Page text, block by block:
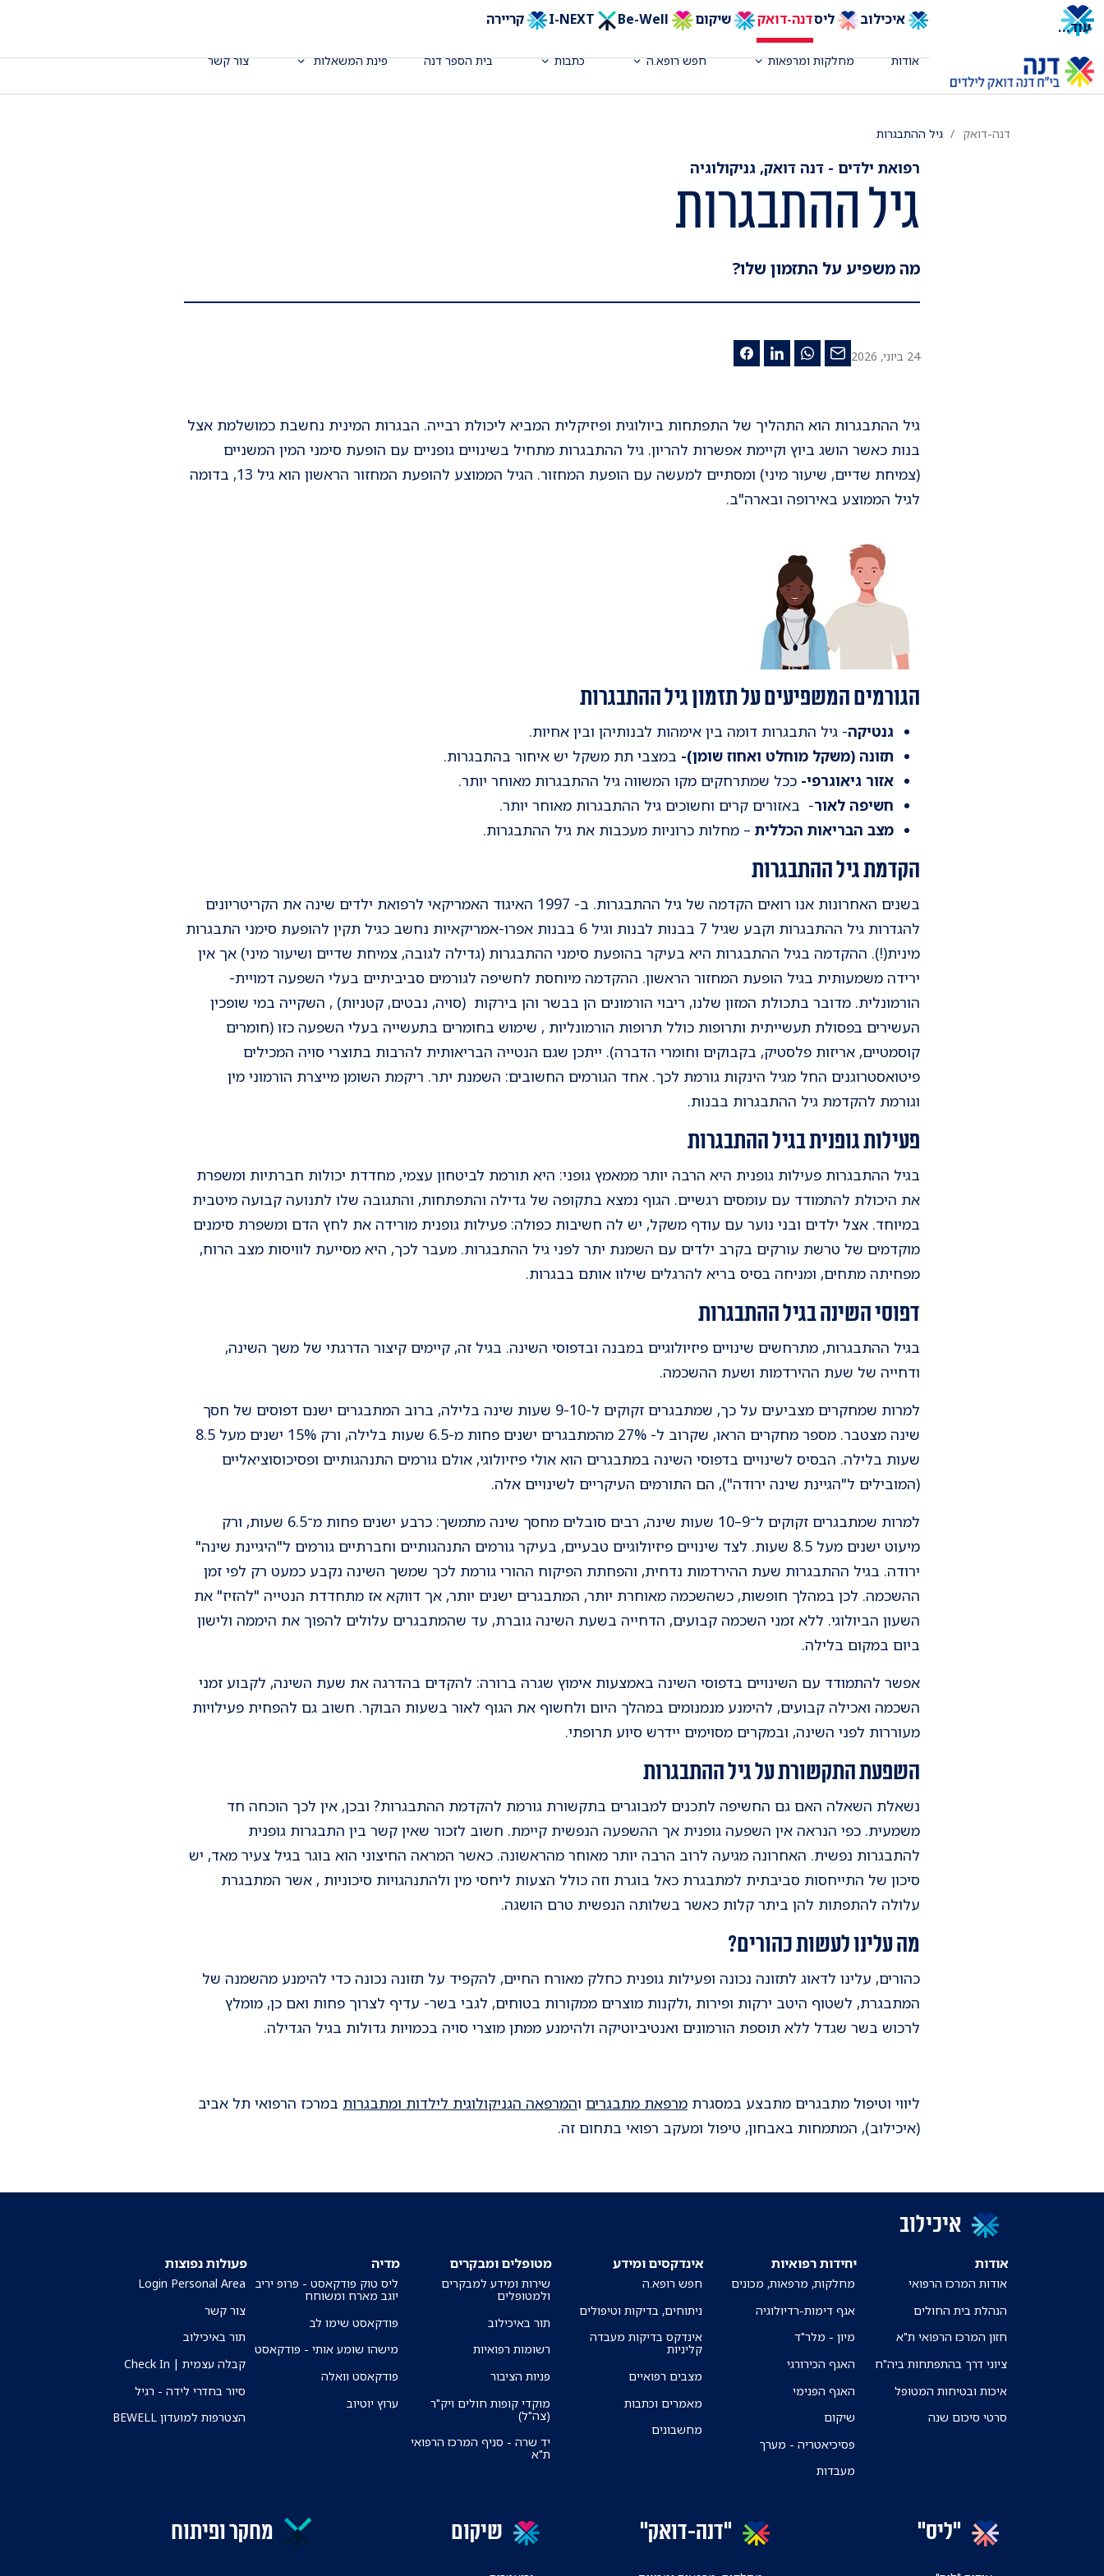
איכילוב ליסדנה-דואק שיקום I-NEXT קריירה
אודות מחלקות ומרפאות חפש רופא.ה כתבות בית הספר דנה פינת המשאלות צור קשר
עוד...
דנה-דואק גיל ההתבגרות
רפואת ילדים - דנה דואק, גניקולוגיה
גיל ההתבגרות
מה משפיע על התזמון שלו?
24 ביוני, 2026
גיל ההתבגרות הוא התהליך של התפתחות ביולוגית ופיזיקלית המביא ליכולת רבייה. הבגרות המינית נחשבת כמושלמת אצל
בנות כאשר הושג ביוץ וקיימת אפשרות להריון. גיל ההתבגרות מתחיל בשינויים גופניים עם הופעת סימני המין המשניים
(צמיחת שדיים, שיעור מיני) ומסתיים למעשה עם הופעת המחזור. הגיל הממוצע להופעת המחזור הראשון הוא גיל 13, בדומה
לגיל הממוצע באירופה ובארה"ב.
הגורמים המשפיעים על תזמון גיל ההתבגרות
גנטיקה- גיל התבגרות דומה בין אימהות לבנותיהן ובין אחיות.
תזונה (משקל מוחלט ואחוז שומן)- במצבי תת משקל יש איחור בהתבגרות.
אזור גיאוגרפי- ככל שמתרחקים מקו המשווה גיל ההתבגרות מאוחר יותר.
חשיפה לאור- באזורים קרים וחשוכים גיל ההתבגרות מאוחר יותר.
מצב הבריאות הכללית – מחלות כרוניות מעכבות את גיל ההתבגרות.
הקדמת גיל ההתבגרות
בשנים האחרונות אנו רואים הקדמה של גיל ההתבגרות. ב- 1997 האיגוד האמריקאי לרפואת ילדים שינה את הקריטריונים
להגדרות גיל ההתבגרות וקבע שגיל 7 בבנות לבנות וגיל 6 בבנות אפרו-אמריקאיות נחשב כגיל תקין להופעת סימני התבגרות
מינית(!). ההקדמה בגיל ההתבגרות היא בעיקר בהופעת סימני ההתבגרות (גדילה לגובה, צמיחת שדיים ושיעור מיני) אך אין
ירידה משמעותית בגיל הופעת המחזור הראשון. ההקדמה מיוחסת לחשיפה לגורמים סביביתיים בעלי השפעה דמויית-
הורמונלית. מדובר בתכולת המזון שלנו, ריבוי הורמונים הן בבשר והן בירקות (סויה, נבטים, קטניות) , השקייה במי שופכין
העשירים בפסולת תעשייתית ותרופות כולל תרופות הורמונליות , שימוש בחומרים בתעשייה בעלי השפעה כזו (חומרים
קוסמטיים, אריזות פלסטיק, בקבוקים וחומרי הדברה). ייתכן שגם הנטייה הבריאותית להרבות בתוצרי סויה המכילים
פיטואסטרוגנים החל מגיל הינקות גורמת לכך. אחד הגורמים החשובים: השמנת יתר. ריקמת השומן מייצרת הורמוני מין
וגורמת להקדמת גיל ההתבגרות בבנות.
פעילות גופנית בגיל ההתבגרות
בגיל ההתבגרות פעילות גופנית היא הרבה יותר ממאמץ גופני: היא תורמת לביטחון עצמי, מחדדת יכולות חברתיות ומשפרת
את היכולת להתמודד עם עומסים רגשיים. הגוף נמצא בתקופה של גדילה והתפתחות, והתגובה שלו לתנועה קבועה מיטבית
במיוחד. אצל ילדים ובני נוער עם עודף משקל, יש לה חשיבות כפולה: פעילות גופנית מורידה את לחץ הדם ומשפרת סימנים
מוקדמים של טרשת עורקים בקרב ילדים עם השמנת יתר לפני גיל ההתבגרות. מעבר לכך, היא מסייעת לוויסות מצב הרוח,
מפחיתה מתחים, ומניחה בסיס בריא להרגלים שילוו אותם בבגרות.
דפוסי השינה בגיל ההתבגרות
בגיל ההתבגרות, מתרחשים שינויים פיזיולוגיים במבנה ובדפוסי השינה. בגיל זה, קיימים קיצור הדרגתי של משך השינה,
ודחייה של שעת ההירדמות ושעת ההשכמה.
למרות שמחקרים מצביעים על כך, שמתבגרים זקוקים ל-9-10 שעות שינה בלילה, ברוב המתבגרים ישנם דפוסים של חסך
שינה מצטבר. מספר מחקרים הראו, שקרוב ל- 27% מהמתבגרים ישנים פחות מ-6.5 שעות בלילה, ורק 15% ישנים מעל 8.5
שעות בלילה. הבסיס לשינויים בדפוסי השינה במתבגרים הוא אולי פיזיולוגי, אולם גורמים התנהגותיים ופסיכוסוציאליים
(המובילים ל"הגיינת שינה ירודה"), הם התורמים העיקריים לשינויים אלה.
למרות שמתבגרים זקוקים ל־9–10 שעות שינה, רבים סובלים מחסך שינה מתמשך: כרבע ישנים פחות מ־6.5 שעות, ורק
מיעוט ישנים מעל 8.5 שעות. לצד שינויים פיזיולוגיים טבעיים, בעיקר גורמים התנהגותיים וחברתיים גורמים ל"היגיינת שינה"
ירודה. בגיל ההתבגרות שעת ההירדמות נדחית, והפחתת הפיקוח ההורי גורמת לכך שמשך השינה נקבע כמעט רק לפי זמן
ההשכמה. לכן במהלך חופשות, כשהשכמה מאוחרת יותר, המתבגרים ישנים יותר, אך דווקא אז מתחדדת הנטייה "להזיז" את
השעון הביולוגי. ללא זמני השכמה קבועים, הדחייה בשעת השינה גוברת, עד שהמתבגרים עלולים להפוך את היממה ולישון
ביום במקום בלילה.
אפשר להתמודד עם השינויים בדפוסי השינה באמצעות אימוץ שגרה ברורה: להקדים בהדרגה את שעת השינה, לקבוע זמני
השכמה ואכילה קבועים, להימנע מנמנומים במהלך היום ולחשוף את הגוף לאור בשעות הבוקר. חשוב גם להפחית פעילויות
מעוררות לפני השינה, ובמקרים מסוימים יידרש סיוע תרופתי.
השפעת התקשורת על גיל ההתבגרות
נשאלת השאלה האם גם החשיפה לתכנים למבוגרים בתקשורת גורמת להקדמת ההתבגרות? ובכן, אין לכך הוכחה חד
משמעית. כפי הנראה אין השפעה גופנית אך ההשפעה הנפשית קיימת. חשוב לזכור שאין קשר בין התבגרות גופנית
להתבגרות נפשית. האחרונה מגיעה לרוב הרבה יותר מאוחר מהראשונה. כאשר המראה החיצוני הוא בוגר בגיל צעיר מאד, יש
סיכון של התייחסות סביבתית למתבגרת כאל בוגרת וזה כולל הצעות ליחסי מין ולהתנהגויות סיכוניות , אשר המתבגרת
עלולה להתפתות להן ביתר קלות כאשר בשלותה הנפשית טרם הושגה.
מה עלינו לעשות כהורים?
כהורים, עלינו לדאוג לתזונה נכונה ופעילות גופנית כחלק מאורח החיים, להקפיד על תזונה נכונה כדי להימנע מהשמנה של
המתבגרת, לשטוף היטב ירקות ופירות ,ולקנות מוצרים ממקורות בטוחים, לגבי בשר- עדיף לצרוך פחות ואם כן, מומלץ
לרכוש בשר שגדל ללא תוספת הורמונים ואנטיביוטיקה ולהימנע ממתן מוצרי סויה בכמויות גדולות בגיל הגדילה.
ליווי וטיפול מתבגרים מתבצע במסגרת מרפאת מתבגרים והמרפאה הגניקולוגית לילדות ומתבגרות במרכז הרפואי תל אביב
(איכילוב), המתמחות באבחון, טיפול ומעקב רפואי בתחום זה.
איכילוב
אודות
אודות המרכז הרפואי
הנהלת בית החולים
חזון המרכז הרפואי ת"א
ציוני דרך בהתפתחות ביה"ח
איכות ובטיחות המטופל
סרטי סיכום שנה
יחידות רפואיות
מחלקות, מרפאות, מכונים
אגף דימות-רדיולוגיה
מיון - מלר"ד
האגף הכירורגי
האגף הפנימי
שיקום
פסיכיאטריה - מערך
מעבדות
אינדקסים ומידע
חפש רופא.ה
ניתוחים, בדיקות וטיפולים
אינדקס בדיקות מעבדה
קליניות
מצבים רפואיים
מאמרים וכתבות
מחשבונים
מטופלים ומבקרים
שירות ומידע למבקרים
ולמטופלים
תור באיכילוב
רשומות רפואיות
פניות הציבור
מוקדי קופות חולים ויק"ר
(צה"ל)
יד שרה - סניף המרכז הרפואי
ת"א
מדיה
ליס טוק פודקאסט - פרופ יריב
יוגב מארח ומשוחח
פודקאסט שימו לב
מישהו שומע אותי - פודקאסט
פודקאסט וואלה
ערוץ יוטיוב
פעולות נפוצות
Login Personal Area
צור קשר
תור באיכילוב
קבלה עצמית | Check In
סיור בחדרי לידה - רגיל
הצטרפות למועדון BEWELL
"ליס" "דנה-דואק" שיקום מחקר ופיתוח